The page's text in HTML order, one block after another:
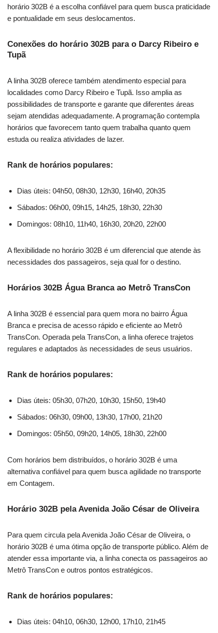
horário 302B é a escolha confiável para quem busca praticidade
e pontualidade em seus deslocamentos.
Conexões do horário 302B para o Darcy Ribeiro e
Tupã
A linha 302B oferece também atendimento especial para
localidades como Darcy Ribeiro e Tupã. Isso amplia as
possibilidades de transporte e garante que diferentes áreas
sejam atendidas adequadamente. A programação contempla
horários que favorecem tanto quem trabalha quanto quem
estuda ou realiza atividades de lazer.
Rank de horários populares:
Dias úteis: 04h50, 08h30, 12h30, 16h40, 20h35
Sábados: 06h00, 09h15, 14h25, 18h30, 22h30
Domingos: 08h10, 11h40, 16h30, 20h20, 22h00
A flexibilidade no horário 302B é um diferencial que atende às
necessidades dos passageiros, seja qual for o destino.
Horários 302B Água Branca ao Metrô TransCon
A linha 302B é essencial para quem mora no bairro Água
Branca e precisa de acesso rápido e eficiente ao Metrô
TransCon. Operada pela TransCon, a linha oferece trajetos
regulares e adaptados às necessidades de seus usuários.
Rank de horários populares:
Dias úteis: 05h30, 07h20, 10h30, 15h50, 19h40
Sábados: 06h30, 09h00, 13h30, 17h00, 21h20
Domingos: 05h50, 09h20, 14h05, 18h30, 22h00
Com horários bem distribuídos, o horário 302B é uma
alternativa confiável para quem busca agilidade no transporte
em Contagem.
Horário 302B pela Avenida João César de Oliveira
Para quem circula pela Avenida João César de Oliveira, o
horário 302B é uma ótima opção de transporte público. Além de
atender essa importante via, a linha conecta os passageiros ao
Metrô TransCon e outros pontos estratégicos.
Rank de horários populares:
Dias úteis: 04h10, 06h30, 12h00, 17h10, 21h45